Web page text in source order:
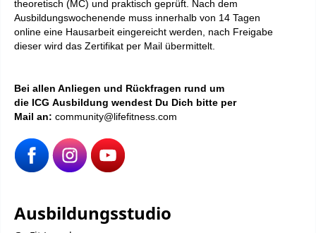
theoretisch (MC) und praktisch geprüft. Nach dem
Ausbildungswochenende muss innerhalb von 14 Tagen
online eine Hausarbeit eingereicht werden, nach Freigabe
dieser wird das Zertifikat per Mail übermittelt.
Bei allen Anliegen und Rückfragen rund um
die ICG Ausbildung wendest Du Dich bitte per
Mail an: community@lifefitness.com
Ausbildungsstudio